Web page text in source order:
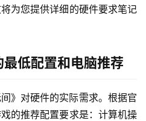
为您提供详细的硬件要求笔记
低配置和电脑推荐
》对硬件的实际需求。根据官
的推荐配置要求是：计算机操